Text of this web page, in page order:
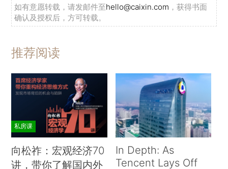
如有意愿转载，请发邮件至hello@caixin.com ，获得书面
确认及授权后，方可转载。
推荐阅读
私房课
向松祚：宏观经济70
讲，带你了解国内外
In Depth: As
Tencent Lays Off